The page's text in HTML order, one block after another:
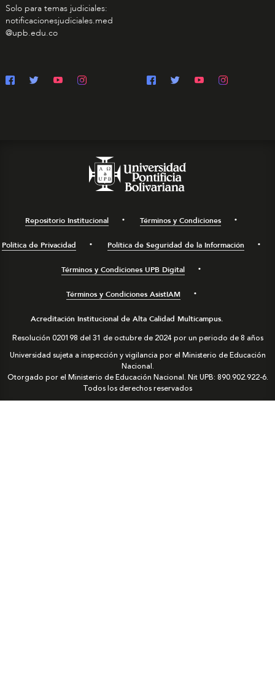
Solo para temas judiciales:
notificacionesjudiciales.med
@upb.edu.co
Repositorio Institucional Términos y Condiciones
Política de Privacidad Política de Seguridad de la Información
Términos y Condiciones UPB Digital
Términos y Condiciones AsistIAM
Acreditación Institucional de Alta Calidad Multicampus.
Resolución 020198 del 31 de octubre de 2024 por un periodo de 8 años
Universidad sujeta a inspección y vigilancia por el Ministerio de Educación
Nacional.
Otorgado por el Ministerio de Educación Nacional. Nit UPB: 890.902.922-6.
Todos los derechos reservados